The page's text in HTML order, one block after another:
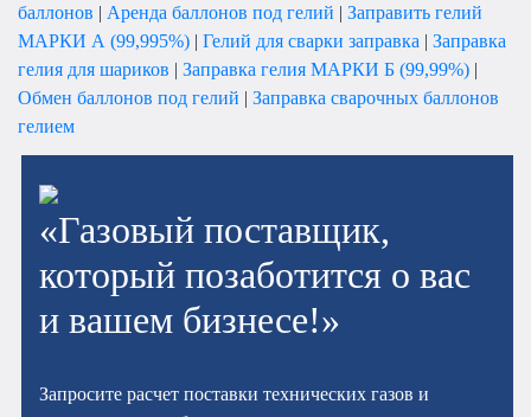
баллонов | Аренда баллонов под гелий | Заправить гелий
МАРКИ А (99,995%) | Гелий для сварки заправка | Заправка
гелия для шариков | Заправка гелия МАРКИ Б (99,99%) |
Обмен баллонов под гелий | Заправка сварочных баллонов
гелием
«Газовый поставщик,
который позаботится о вас
и вашем бизнесе!»
Запросите расчет поставки технических газов и